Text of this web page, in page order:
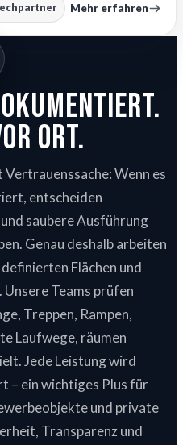
Mehr erfahren
Ort.
Wenn es
entscheiden
saubere Ausführung
Genau deshalb arbeiten
Flächen und
Teams prüfen
Treppen, Rampen,
Laufwege, räumen
Jede Leistung wird
– ein wichtiges Plus für
und private
Transparenz und